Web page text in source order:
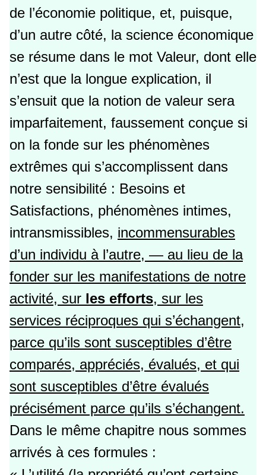
de l’économie politique, et, puisque,
d’un autre côté, la science économique
se résume dans le mot Valeur, dont elle
n’est que la longue explication, il
s’ensuit que la notion de valeur sera
imparfaitement, faussement conçue si
on la fonde sur les phénomènes
extrêmes qui s’accomplissent dans
notre sensibilité : Besoins et
Satisfactions, phénomènes intimes,
intransmissibles, incommensurables
d’un individu à l’autre, — au lieu de la
fonder sur les manifestations de notre
activité, sur les efforts, sur les
services réciproques qui s’échangent,
parce qu’ils sont susceptibles d’être
comparés, appréciés, évalués, et qui
sont susceptibles d’être évalués
précisément parce qu’ils s’échangent.
Dans le même chapitre nous sommes
arrivés à ces formules :